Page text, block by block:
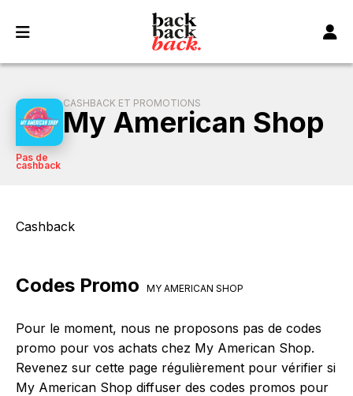
CASHBACK ET PROMOTIONS
My American Shop
Pas de
cashback
Cashback
Codes Promo MY AMERICAN SHOP
Pour le moment, nous ne proposons pas de codes
promo pour vos achats chez My American Shop.
Revenez sur cette page régulièrement pour vérifier si
My American Shop diffuser des codes promos pour